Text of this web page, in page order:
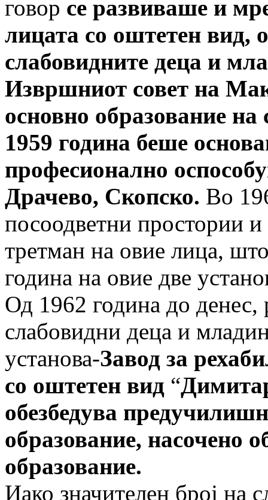
говор се развиваше и
лицата со оштетен вид,
слабовидните деца и
Извршниот совет на
основно образование
1959 година беше
професионално
Драчево, Скопско. Во
посоодветни простории
третман на овие лица,
година на овие две
Од 1962 година до денес,
слабовидни деца и
установа-Завод за
со оштетен вид “
обезбедува
образование, насочено
образование.
Иако значителен број на